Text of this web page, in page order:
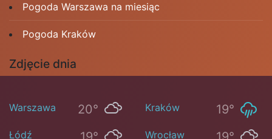
Pogoda Warszawa na miesiąc
Pogoda Kraków
Zdjęcie dnia
Warszawa 20° Kraków 19°
Łódź Wrocław